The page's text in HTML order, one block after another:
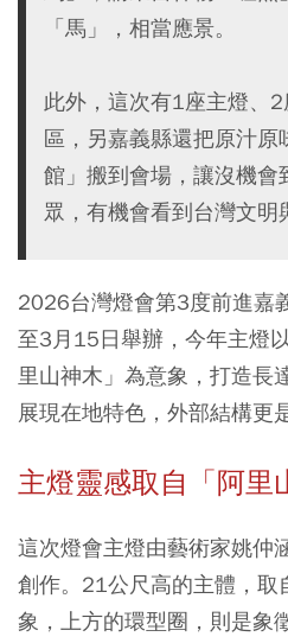
「馬」，相當應景。
此外，這次有1座主燈、
區，另嘉義縣還把原汁原
館」搬到會場，讓沒機會
眾，有機會看到台灣文明
2026台灣燈會第3度前進嘉
至3月15日舉辦，今年主燈
里山神木」為意象，打造長
展現在地特色，外部結構更
主燈靈感取自「阿里
這次燈會主燈由藝術家姚仲
創作。21公尺高的主體，取
象，上方的環型圈，則是象